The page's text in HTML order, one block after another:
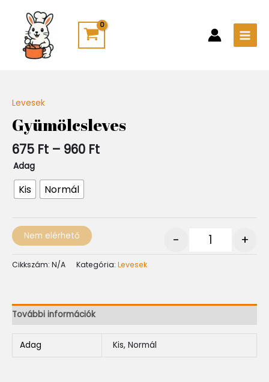
content
Levesek
Gyümölcsleves
675 Ft – 960 Ft
-
960 Ft
Adag
Kis Normál
- +
Nem elérhető
Cikkszám: N/A Kategória: Levesek
További információk
Adag Kis, Normál